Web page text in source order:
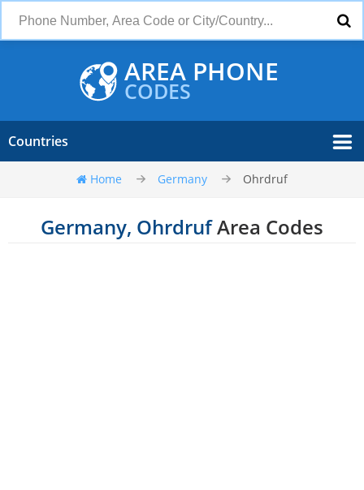
AREA PHONE
CODES
Countries
Home Germany Ohrdruf
Germany, OhrdrufArea Codes